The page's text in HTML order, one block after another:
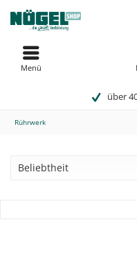
über
Menü
Rührwerk